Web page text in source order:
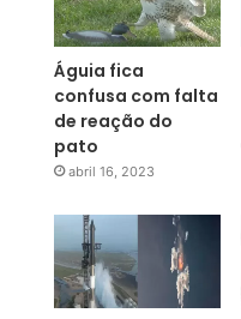
Águia fica
confusa com falta
de reação do
pato
abril 16, 2023